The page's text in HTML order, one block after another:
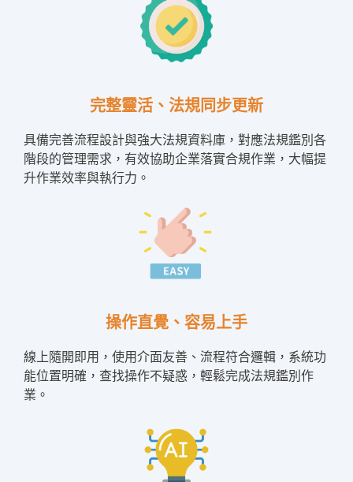
完整靈活、法規同步更新
具備完善流程設計與強大法規資料庫，對應法規鑑別各
階段的管理需求，有效協助企業落實合規作業，大幅提
升作業效率與執行力。
操作直覺、容易上手
線上隨開即用，使用介面友善、流程符合邏輯，系統功
能位置明確，查找操作不疑惑，輕鬆完成法規鑑別作
業。